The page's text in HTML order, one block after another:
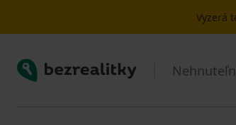
Vyzerá
Bezrealitky